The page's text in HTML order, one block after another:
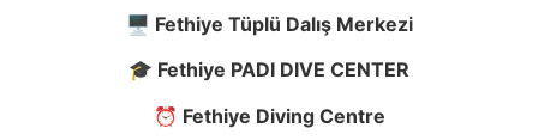
🖥️ Fethiye Tüplü DalışMerkezi
🎓 Fethiye PADI DIVE CENTER
⏰ Fethiye Diving Centre